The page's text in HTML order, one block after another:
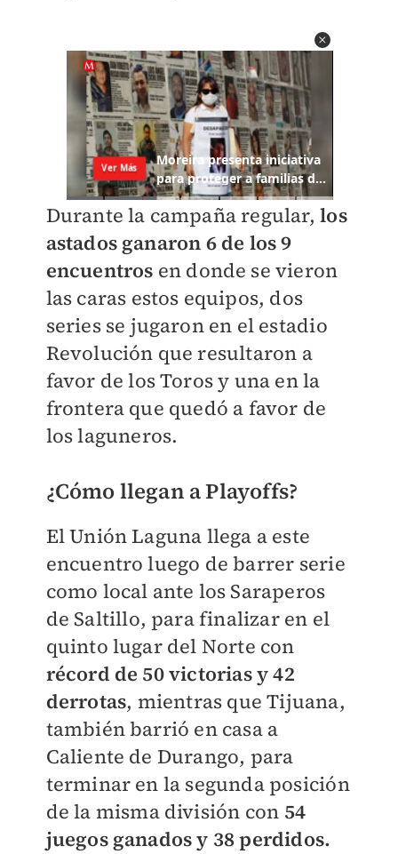
Durante la campaña regular,los
astados ganaron 6 de los 9
encuentros en donde se vieron
las caras estos equipos, dos
series se jugaron en el estadio
Revolución que resultaron a
favor de los Toros y una en la
frontera que quedó a favor de
los laguneros.
¿Cómo llegan a Playoffs?
El Unión Laguna llega a este
encuentro luego de barrer serie
como local ante los Saraperos
de Saltillo, para finalizar en el
quinto lugar del Norte con
récord de 50 victorias y 42
derrotas, mientras que Tijuana,
también barrió en casa a
Caliente de Durango, para
terminar en la segunda posición
de la misma división con 54
juegos ganados y 38 perdidos.